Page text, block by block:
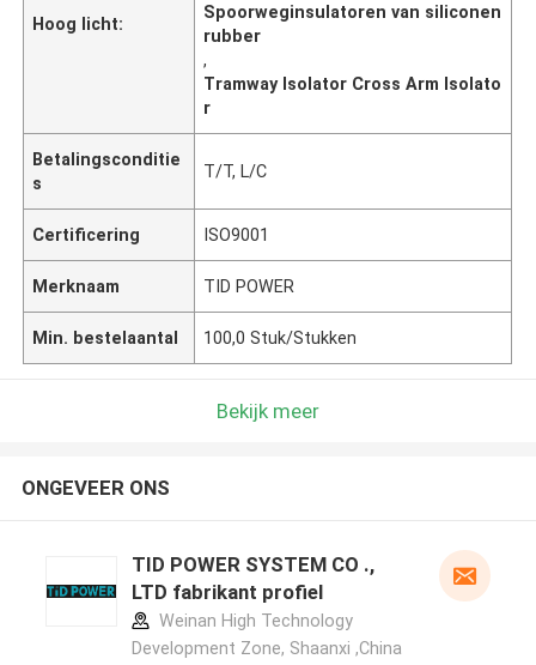
Hoog licht:
Spoorweginsulatoren van siliconen
rubber
,
Tramway Isolator Cross Arm Isolato
r
Betalingsconditie
s
T/T, L/C
Certificering ISO9001
Merknaam TID POWER
Min. bestelaantal 100,0 Stuk/Stukken
Bekijk meer
ONGEVEER ONS
TID POWER SYSTEM CO .,
LTD fabrikant profiel
Weinan High Technology
Development Zone, Shaanxi ,China